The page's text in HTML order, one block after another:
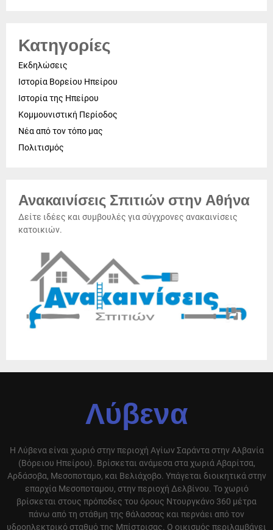
Κατηγορίες
Εκδηλώσεις
Ιστορία Βορείου Ηπείρου
Ιστορία της Ηπείρου
Κομμουνιστική Περίοδος
Νέα από τον τόπο μας
Πολιτισμός
Ανακαινίσεις Σπιτιών στην Αθήνα
Δείτε ιδέες και συμβουλές για σύγχρονες ανακαινίσεις
κατοικιών.
Λύβενα
Η Λύβενα είναι χωριό στην περιοχή Αγίων Σαράντα στην Αλβανία
(Βόρειου Ηπείρου). Βρίσκεται ανάμεσα στα χωριά Αβαρίτσα,
Αρδάσοβα, Μεσοποταμο, και Βελιάχοβο. Υπάγεται διοικητικά στην
επαρχία Μεσοποταμου, στην περιοχή Δελβίνου. Το χωριό
βρίσκεται στους πρόποδες του όρους Ντουργκάνο 360 μέτρα
πάνω από τη στάθμη της θάλασσας και περνάει από τον
υδροηλεκτρικό σταθμό της Μπίστρισας. Ο οικισμός περιλαμβάνει